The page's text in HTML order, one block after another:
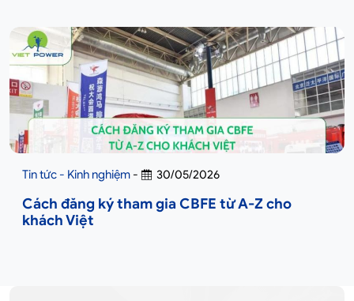
Tin tức - Kinh nghiệm - 30/05/2026
Cách đăng ký tham gia CBFE từ A-Z cho
khách Việt